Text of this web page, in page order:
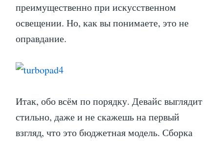
преимущественно при искусственном
освещении. Но, как вы понимаете, это не
оправдание.
Итак, обо всём по порядку. Девайс выглядит
стильно, даже и не скажешь на первый
взгляд, что это бюджетная модель. Сборка